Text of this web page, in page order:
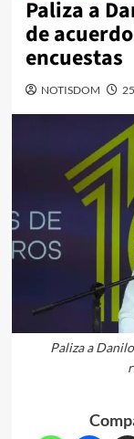
Paliza a
de
encuestas
NOTISDOM
Paliza a